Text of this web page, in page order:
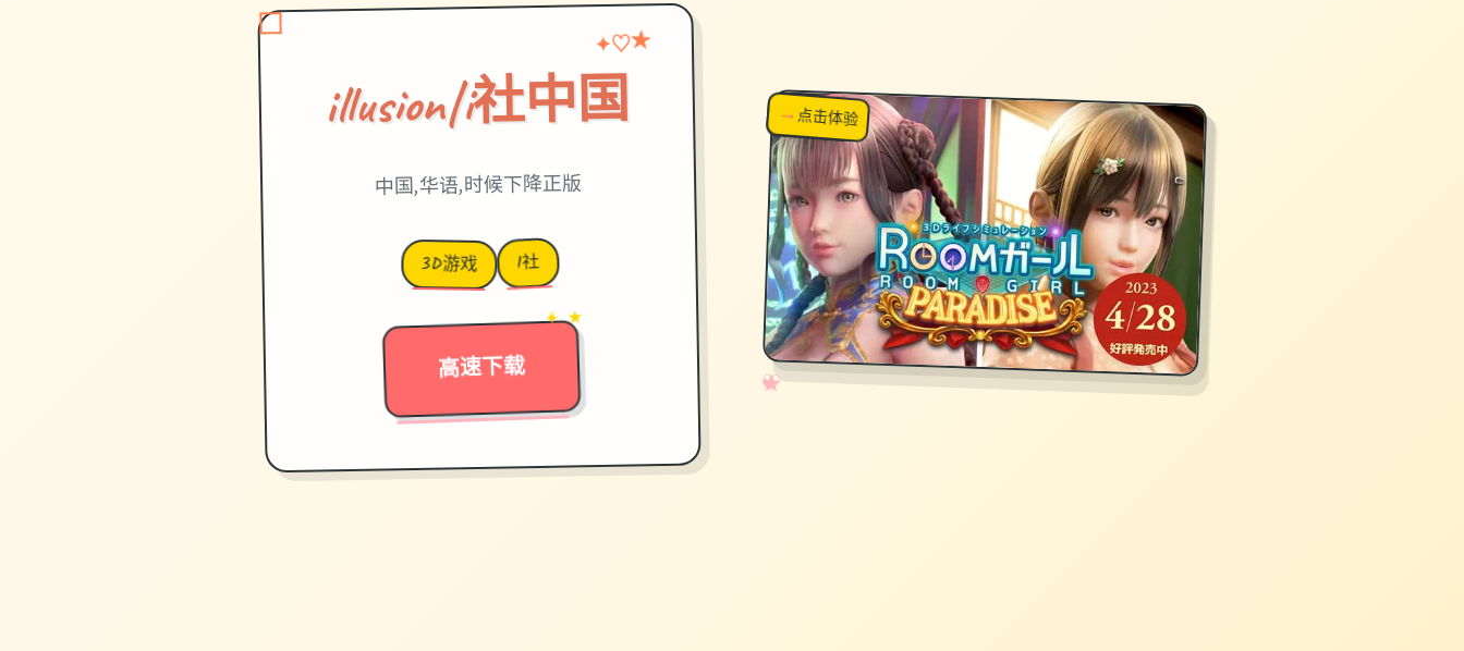
illusion|i社中国
✦
♡★
中国,华语,时候下降正版
3D游戏 I社
高速下载
→
✦ ★
✧
♡
★
♥
↗超棒！
→点击体验